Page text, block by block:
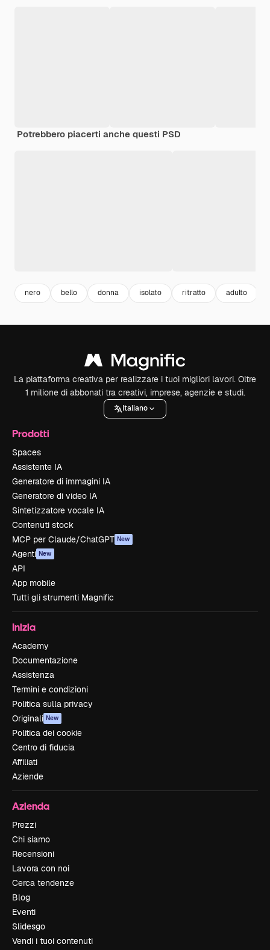
Potrebbero piacerti anche questi PSD
nero bello donna isolato ritratto adulto
La piattaforma creativa per realizzare i tuoi migliori lavori. Oltre
1 milione di abbonati tra creativi, imprese, agenzie e studi.
Italiano
Prodotti
Spaces
Assistente IA
Generatore di immagini IA
Generatore di video IA
Sintetizzatore vocale IA
Contenuti stock
MCP per Claude/ChatGPT New
Agenti New
API
App mobile
Tutti gli strumenti Magnific
Inizia
Academy
Documentazione
Assistenza
Termini e condizioni
Politica sulla privacy
Originali New
Politica dei cookie
Centro di fiducia
Affiliati
Aziende
Azienda
Prezzi
Chi siamo
Recensioni
Lavora con noi
Cerca tendenze
Blog
Eventi
Slidesgo
Vendi i tuoi contenuti